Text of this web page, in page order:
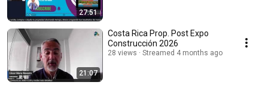
27:51
21:07
Costa Rica Prop. Post Expo
Construcción 2026
28 views Streamed 4 months ago